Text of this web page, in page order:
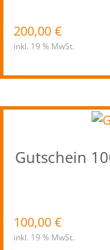
200,00 €
inkl. 19 % MwSt.
Gutschein
100,00 €
inkl. 19 % MwSt.